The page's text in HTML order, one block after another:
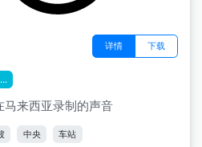
详情 下载
...
来西亚录制的声音
中央 车站